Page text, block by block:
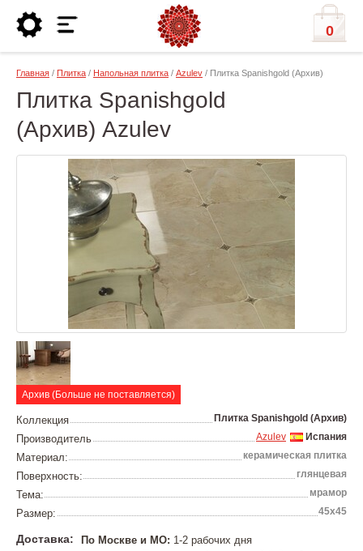
0
Главная / Плитка / Напольная плитка / Azulev / Плитка Spanishgold (Архив)
Плитка Spanishgold
(Архив) Azulev
Архив (Больше не поставляется)
Коллекция Плитка Spanishgold (Архив)
Производитель Испания
Azulev
Материал: керамическая плитка
Поверхность: глянцевая
Тема: мрамор
Размер: 45х45
Доставка: По Москве и МО: 1-2 рабочих дня